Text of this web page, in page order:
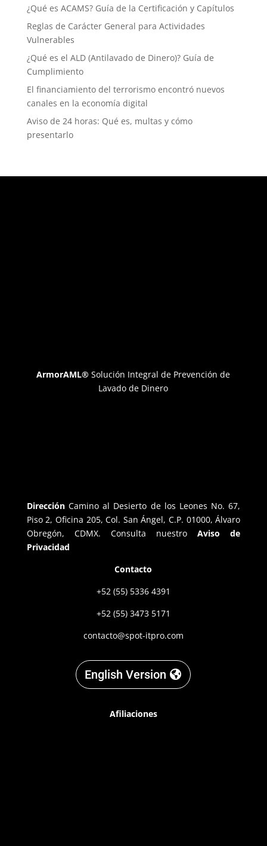
¿Qué es ACAMS? Guía de la Certificación y Capítulos
Reglas de Carácter General para Actividades
Vulnerables
¿Qué es el ALD (Antilavado de Dinero)? Guía de
Cumplimiento
El financiamiento del terrorismo encontró nuevos
canales en la economía digital
Aviso de 24 horas: Qué es, multas y cómo
presentarlo
ArmorAML® Solución Integral de Prevención de
Lavado de Dinero
Dirección Camino al Desierto de los Leones No. 67,
Piso 2, Oficina 205, Col. San Ángel, C.P. 01000, Álvaro
Obregón, CDMX. Consulta nuestro
Aviso de
Privacidad
Contacto
+52 (55) 5336 4391
+52 (55) 3473 5171
contacto@spot-itpro.com
English Version
Afiliaciones